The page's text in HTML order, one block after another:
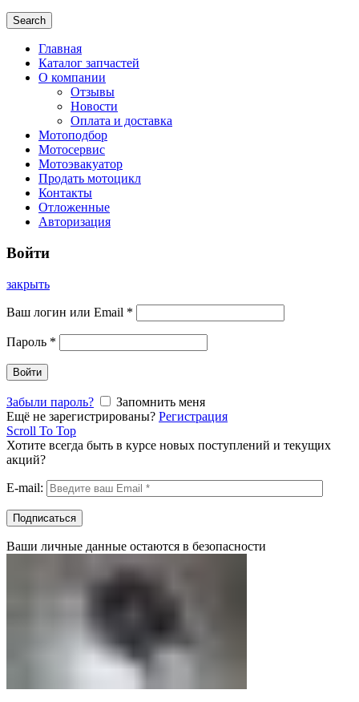
Search
Главная
Каталог запчастей
О компании
Отзывы
Новости
Оплата и доставка
Мотоподбор
Мотосервис
Мотоэвакуатор
Продать мотоцикл
Контакты
Отложенные
Авторизация
Войти
закрыть
Ваш логин или Email *
Пароль *
Войти
Забыли пароль?
Запомнить меня
Ещё не зарегистрированы? Регистрация
Scroll To Top
Хотите всегда быть в курсе новых поступлений и текущих
акций?
E-mail:
Ваши личные данные остаются в безопасности